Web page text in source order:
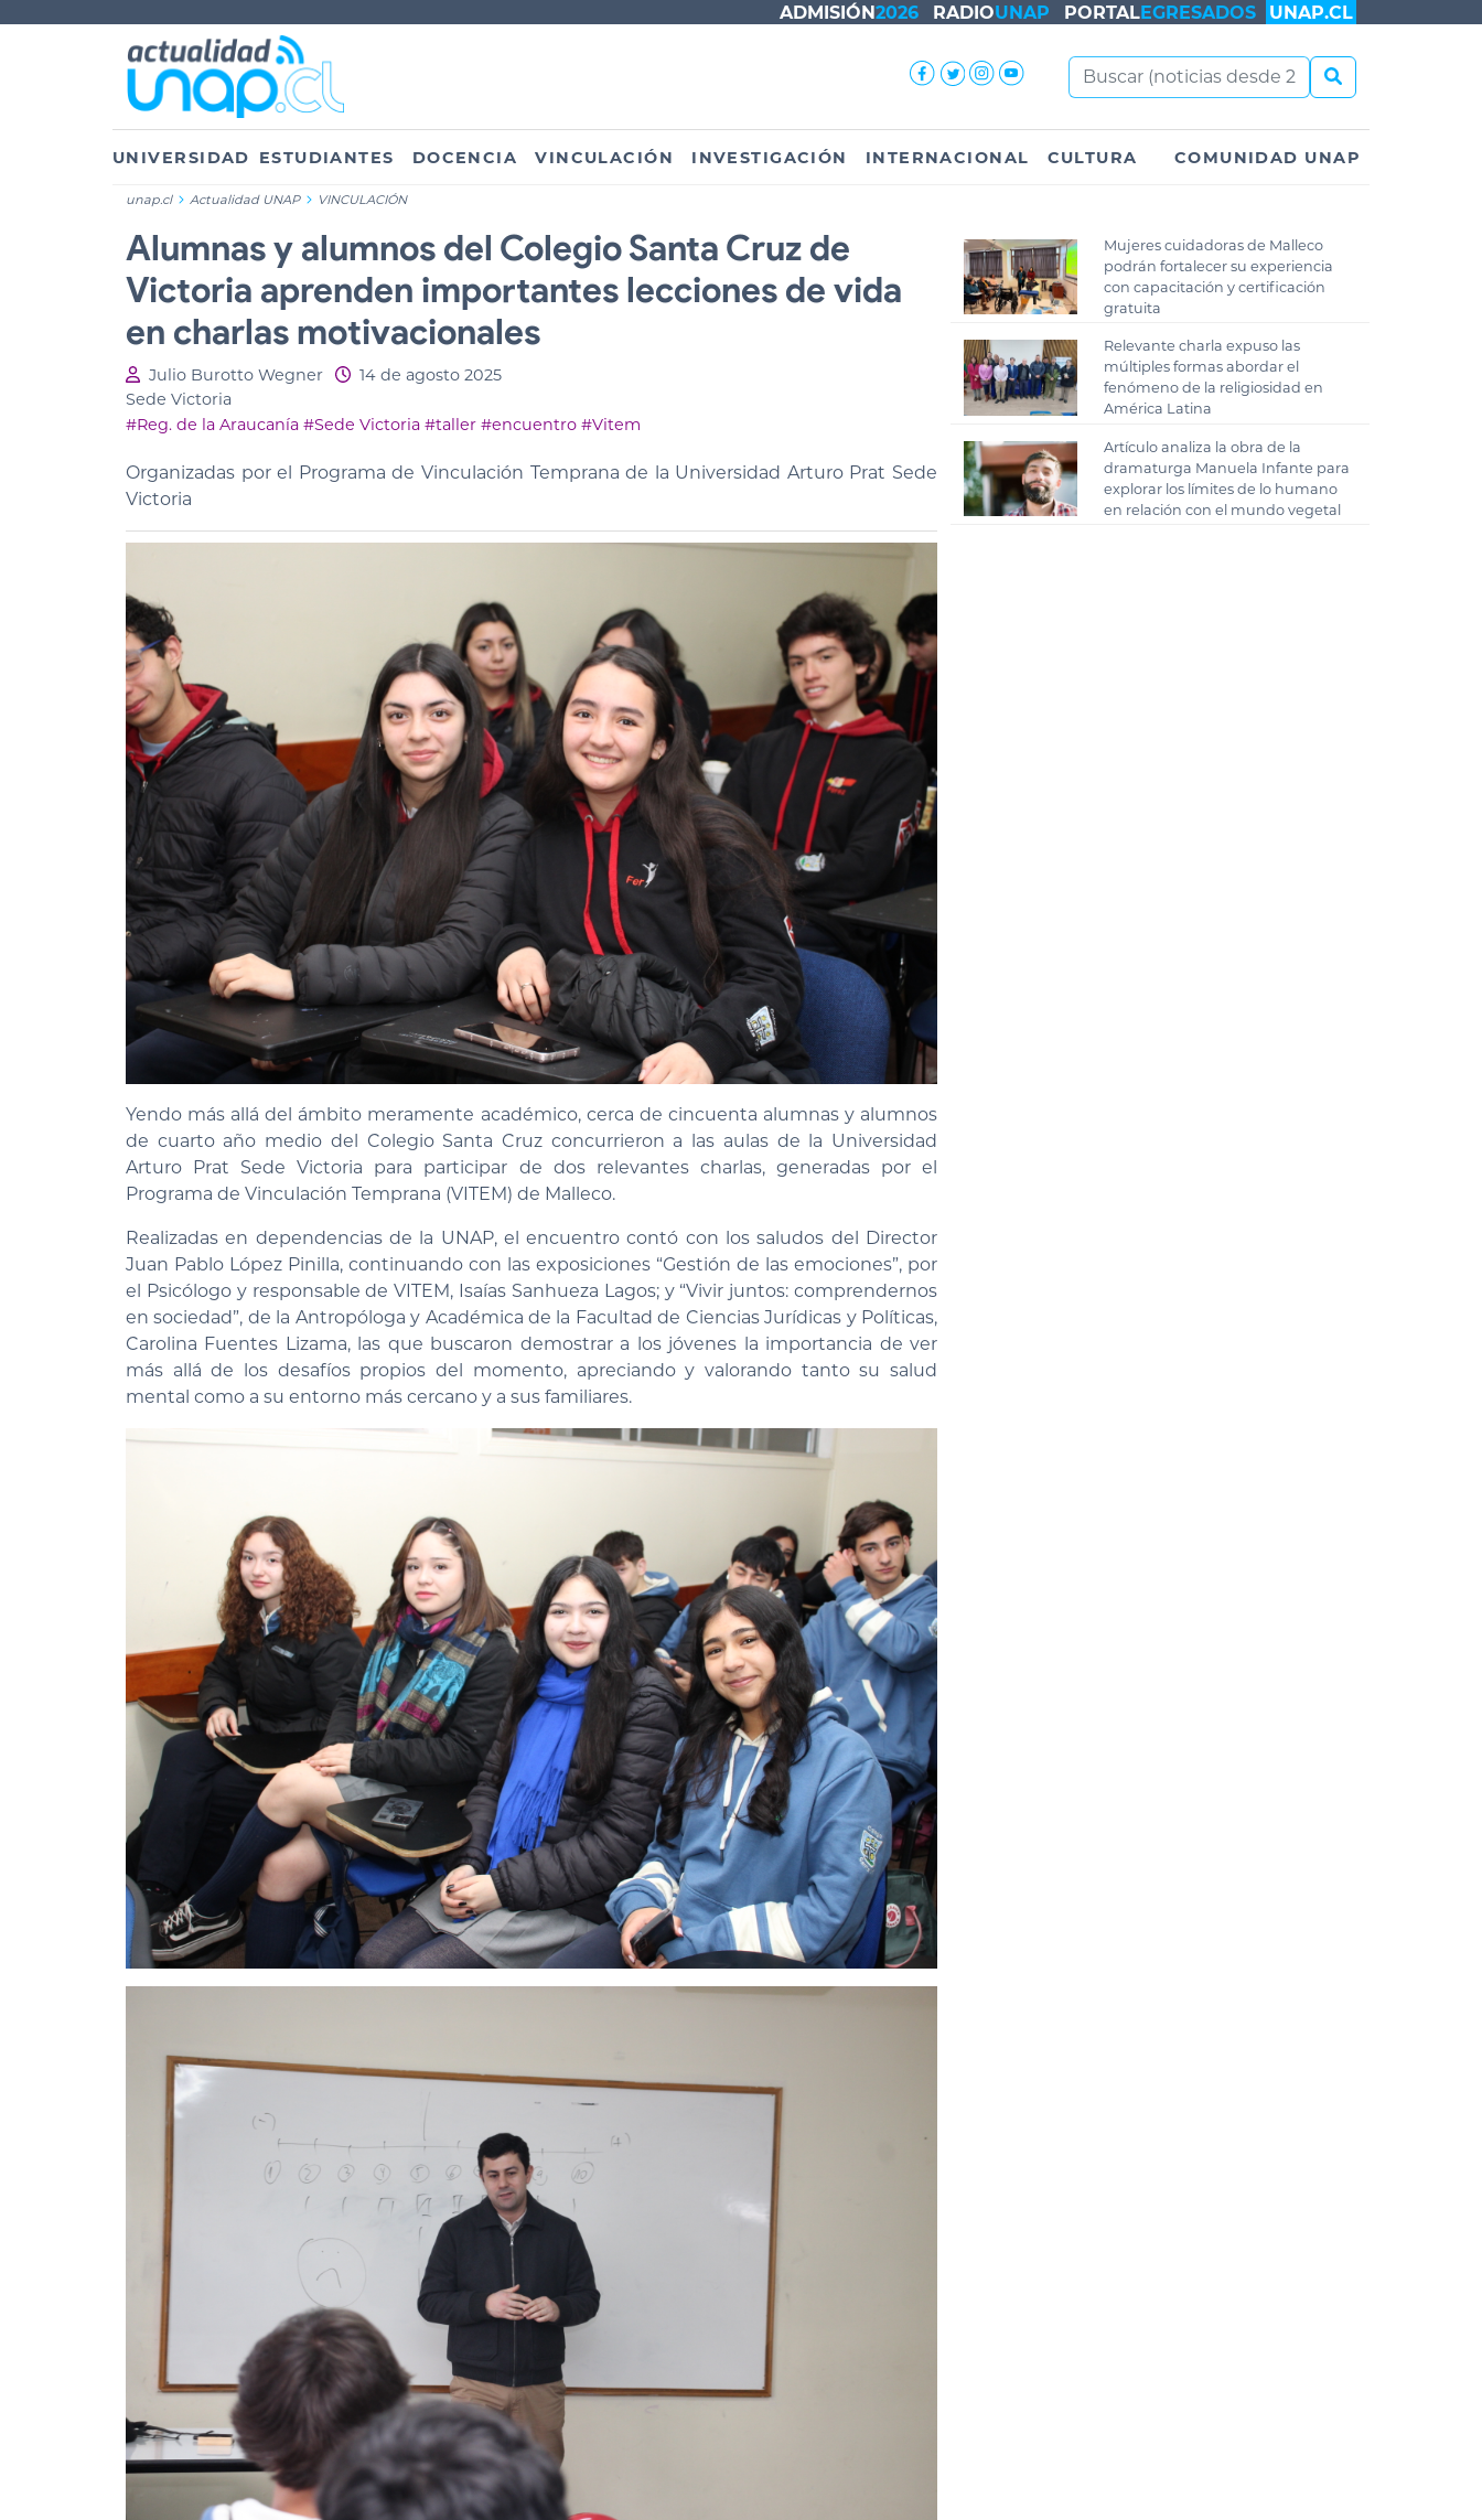
ADMISIÓN2026 RADIOUNAP PORTALEGRESADOS UNAP.CL
UNIVERSIDAD ESTUDIANTES DOCENCIA VINCULACIÓN INVESTIGACIÓN INTERNACIONAL CULTURA COMUNIDAD UNAP
unap.cl Actualidad UNAP VINCULACIÓN
Alumnas y alumnos del Colegio Santa Cruz de
Victoria aprenden importantes lecciones de vida
en charlas motivacionales
Julio Burotto Wegner
14 de agosto 2025
Sede Victoria
#Reg. de la Araucanía #Sede Victoria #taller #encuentro #Vitem
Organizadas por el Programa de Vinculación Temprana de la Universidad Arturo Prat Sede
Victoria
Yendo más allá del ámbito meramente académico, cerca de cincuenta alumnas y alumnos
de cuarto año medio del Colegio Santa Cruz concurrieron a las aulas de la Universidad
Arturo Prat Sede Victoria para participar de dos relevantes charlas, generadas por el
Programa de Vinculación Temprana (VITEM) de Malleco.
Realizadas en dependencias de la UNAP, el encuentro contó con los saludos del Director
Juan Pablo López Pinilla, continuando con las exposiciones “Gestión de las emociones”, por
el Psicólogo y responsable de VITEM, Isaías Sanhueza Lagos; y “Vivir juntos: comprendernos
en sociedad”, de la Antropóloga y Académica de la Facultad de Ciencias Jurídicas y Políticas,
Carolina Fuentes Lizama, las que buscaron demostrar a los jóvenes la importancia de ver
más allá de los desafíos propios del momento, apreciando y valorando tanto su salud
mental como a su entorno más cercano y a sus familiares.
Mujeres cuidadoras de Malleco
podrán fortalecer su experiencia
con capacitación y certificación
gratuita
Relevante charla expuso las
múltiples formas abordar el
fenómeno de la religiosidad en
América Latina
Artículo analiza la obra de la
dramaturga Manuela Infante para
explorar los límites de lo humano
en relación con el mundo vegetal